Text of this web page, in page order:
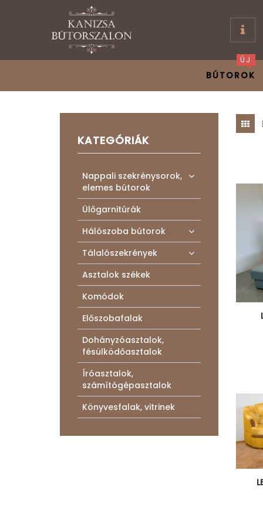
BÚTOROK
ÚJ
KATEGÓRIÁK
Nappali szekrénysorok,
elemes bútorok
Ülőgarnitúrák
Hálószoba bútorok
Tálalószekrények
Asztalok székek
Komódok
Előszobafalak
Dohányzóasztalok,
fésülködőasztalok
Íróasztalok,
számítógépasztalok
Könyvesfalak, vitrinek